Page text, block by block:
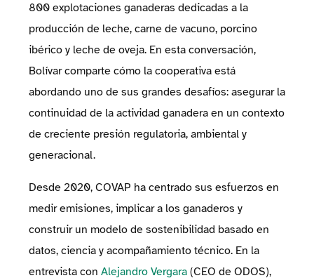
800 explotaciones ganaderas dedicadas a la
producción de leche, carne de vacuno, porcino
ibérico y leche de oveja. En esta conversación,
Bolívar comparte cómo la cooperativa está
abordando uno de sus grandes desafíos: asegurar la
continuidad de la actividad ganadera en un contexto
de creciente presión regulatoria, ambiental y
generacional.
Desde 2020, COVAP ha centrado sus esfuerzos en
medir emisiones, implicar a los ganaderos y
construir un modelo de sostenibilidad basado en
datos, ciencia y acompañamiento técnico. En la
entrevista con Alejandro Vergara(CEO de ODOS),